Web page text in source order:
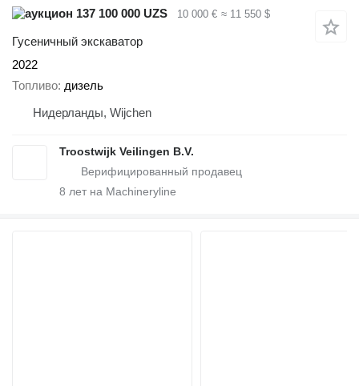
137 100 000 UZS
10 000 € ≈ 11 550 $
Гусеничный экскаватор
2022
Топливо дизель
Нидерланды, Wijchen
Troostwijk Veilingen B.V.
8 лет на Machineryline